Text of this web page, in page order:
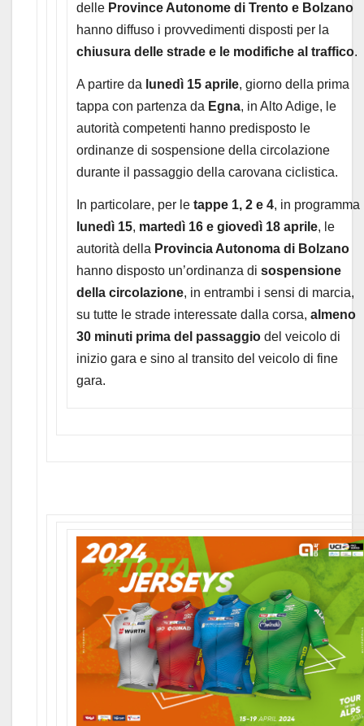
delle Province Autonome di Trento e Bolzano
hanno diffuso i provvedimenti disposti per la
chiusura delle strade e le modifiche al traffico.
A partire da lunedì 15 aprile, giorno della prima
tappa con partenza da Egna, in Alto Adige, le
autorità competenti hanno predisposto le
ordinanze di sospensione della circolazione
durante il passaggio della carovana ciclistica.
In particolare, per le tappe 1, 2 e 4, in programma
lunedì 15, martedì 16 e giovedì 18 aprile, le
autorità della Provincia Autonoma di Bolzano
hanno disposto un’ordinanza di sospensione
della circolazione, in entrambi i sensi di marcia,
su tutte le strade interessate dalla corsa, almeno
30 minuti prima del passaggiodel veicolo di
inizio gara e sino al transito del veicolo di fine
gara.